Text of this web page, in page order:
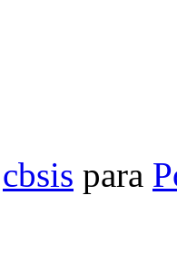
cbsis para